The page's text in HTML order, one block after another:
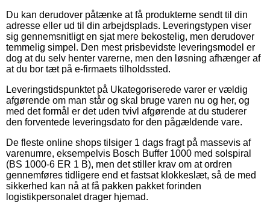
Du kan derudover påtænke at få produkterne sendt til din
adresse eller ud til din arbejdsplads. Leveringstypen viser
sig gennemsnitligt en sjat mere bekostelig, men derudover
temmelig simpel. Den mest prisbevidste leveringsmodel er
dog at du selv henter varerne, men den løsning afhænger af
at du bor tæt på e-firmaets tilholdssted.
Leveringstidspunktet på Ukategoriserede varer er vældig
afgørende om man står og skal bruge varen nu og her, og
med det formål er det uden tvivl afgørende at du studerer
den forventede leveringsdato for den pågældende vare.
De fleste online shops tilsiger 1 dags fragt på massevis af
varenumre, eksempelvis Bosch Buffer 1000 med solspiral
(BS 1000-6 ER 1 B), men det stiller krav om at ordren
gennemføres tidligere end et fastsat klokkeslæt, så de med
sikkerhed kan nå at få pakken pakket forinden
logistikpersonalet drager hjemad.